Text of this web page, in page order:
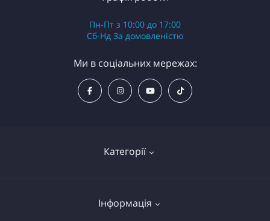
Категорії
Надувні байдарки (каяки)
Інформація
Пн-Пт з 10:00 до 17:00
Сб-Нд За домовленістю
Ми в соціальних мережах: